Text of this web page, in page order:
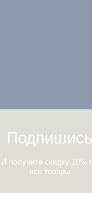
Подпишись
И получите скидку 10%
все товары